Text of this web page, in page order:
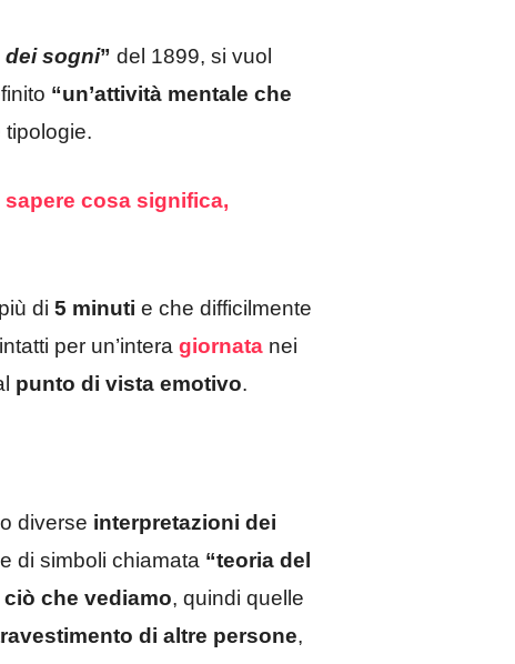
dei sogni” del 1899, si vuol
“un’attività mentale che
tipologie.
cosa significa,
di 5 minuti e che difficilmente
per un’intera giornata nei
punto di vista emotivo.
diverse interpretazioni dei
di simboli chiamata “teoria del
che vediamo, quindi quelle
di altre persone,